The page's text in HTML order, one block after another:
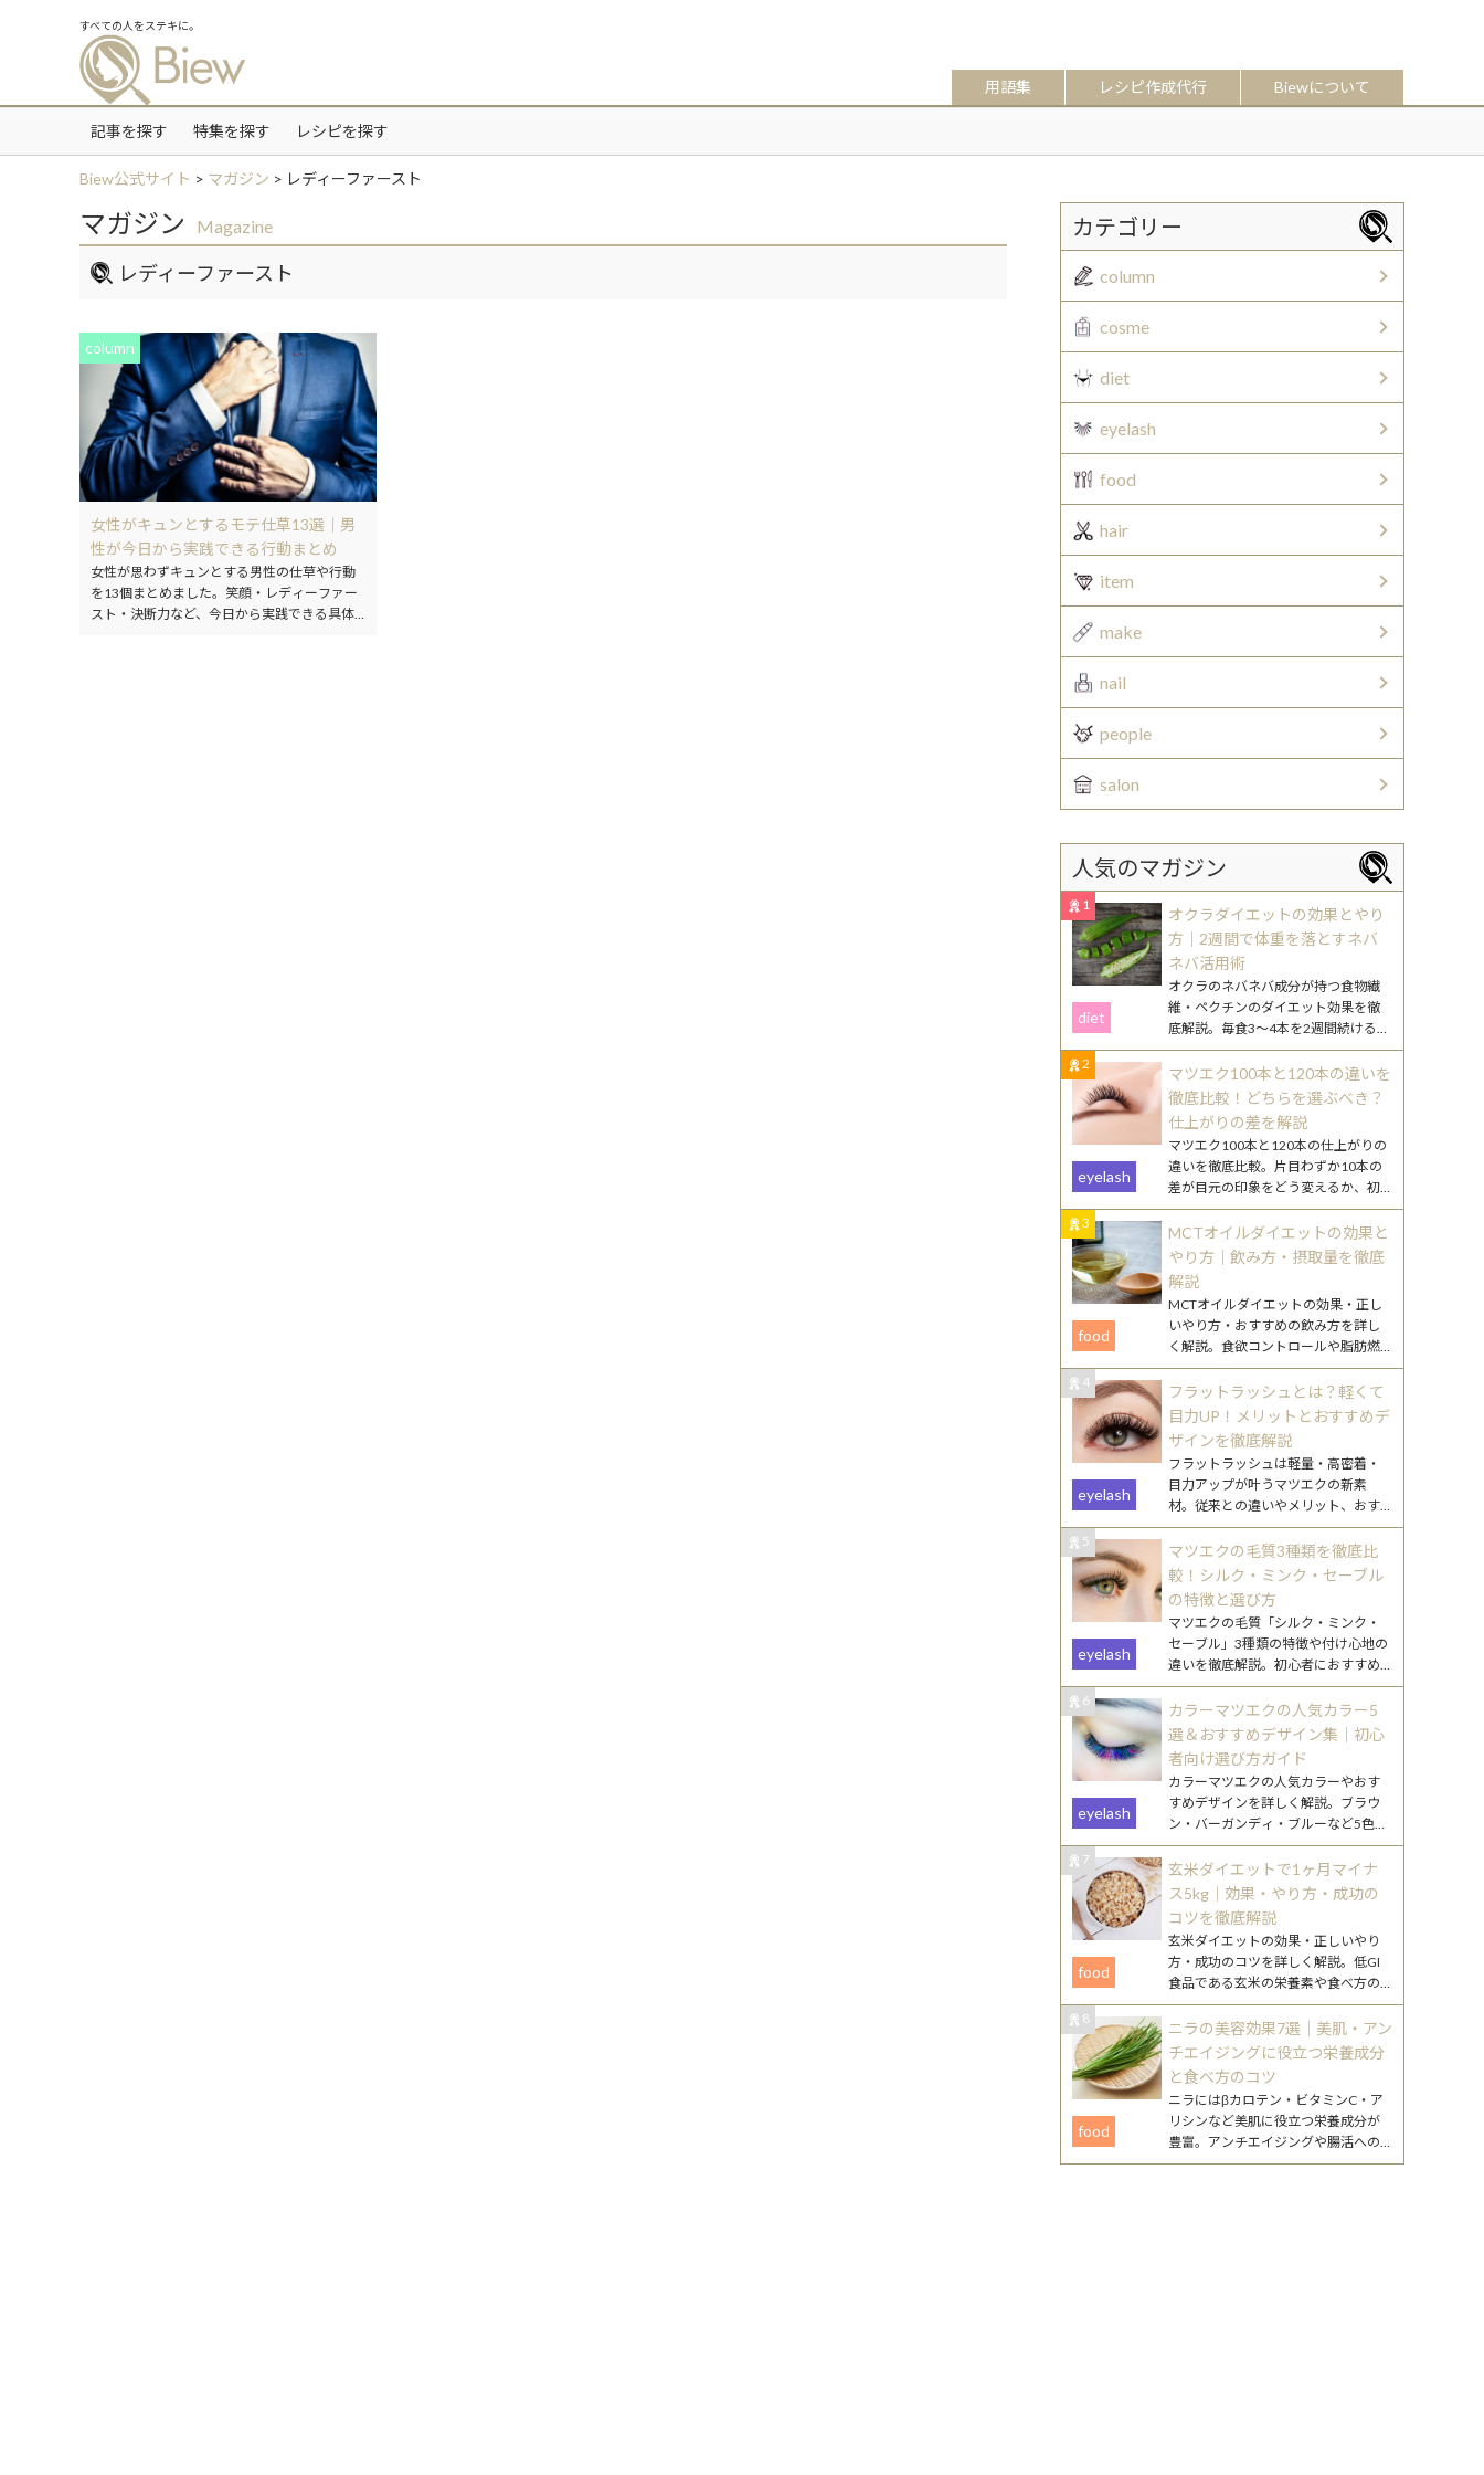
すべての人をステキに。
用語集 レシピ作成代行 Biewについて
記事を探す 特集を探す レシピを探す
Biew公式サイト > マガジン > レディーファースト
マガジン Magazine
レディーファースト
column
女性がキュンとするモテ仕草13選｜男
性が今日から実践できる行動まとめ
女性が思わずキュンとする男性の仕草や行動
を13個まとめました。笑顔・レディーファー
スト・決断力など、今日から実践できる具体
カテゴリー
column
cosme
diet
eyelash
food
hair
item
make
nail
people
salon
人気のマガジン
1
オクラダイエットの効果とやり
方｜2週間で体重を落とすネバ
ネバ活用術
diet
オクラのネバネバ成分が持つ食物繊
維・ペクチンのダイエット効果を徹
底解説。毎食3〜4本を2週間続けるや
り方や、効果を高める食べ合わせ・
調理のコツを紹介します。
2
マツエク100本と120本の違いを
徹底比較！どちらを選ぶべき？
仕上がりの差を解説
eyelash
マツエク100本と120本の仕上がりの
違いを徹底比較。片目わずか10本の
差が目元の印象をどう変えるか、初
心者向けの選び方やまつ毛ケアのポ
イントも詳しく解説します。
3
MCTオイルダイエットの効果と
やり方｜飲み方・摂取量を徹底
解説
food
MCTオイルダイエットの効果・正し
いやり方・おすすめの飲み方を詳し
く解説。食欲コントロールや脂肪燃
焼のメカニズムから、毎日続けるコ
ツまで丁寧にご紹介します。
4
フラットラッシュとは？軽くて
目力UP！メリットとおすすめデ
ザインを徹底解説
eyelash
フラットラッシュは軽量・高密着・
目力アップが叶うマツエクの新素
材。従来との違いやメリット、おす
すめデザインをわかりやすく解説し
ます。
5
マツエクの毛質3種類を徹底比
較！シルク・ミンク・セーブル
の特徴と選び方
eyelash
マツエクの毛質「シルク・ミンク・
セーブル」3種類の特徴や付け心地の
違いを徹底解説。初心者におすすめ
の選び方や、なりたい目元別のポイ
ントもご紹介します。
6
カラーマツエクの人気カラー5
選＆おすすめデザイン集｜初心
者向け選び方ガイド
eyelash
カラーマツエクの人気カラーやおす
すめデザインを詳しく解説。ブラウ
ン・バーガンディ・ブルーなど5色の
特徴と、初心者でも挑戦しやすい取
り入れ方を紹介します。
7
玄米ダイエットで1ヶ月マイナ
ス5kg｜効果・やり方・成功の
コツを徹底解説
food
玄米ダイエットの効果・正しいやり
方・成功のコツを詳しく解説。低GI
食品である玄米の栄養素や食べ方の
工夫、注意点まで、無理なく続ける
ためのポイントをまとめました。
8
ニラの美容効果7選｜美肌・アン
チエイジングに役立つ栄養成分
と食べ方のコツ
food
ニラにはβカロテン・ビタミンC・ア
リシンなど美肌に役立つ栄養成分が
豊富。アンチエイジングや腸活への
働きが期待できるニラの美容効果